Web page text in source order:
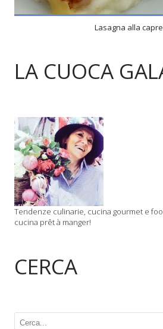
Lasagna alla
LA CUOCA
Tendenze culinarie, cucina gourmet e
cucina prêt à manger!
CERCA